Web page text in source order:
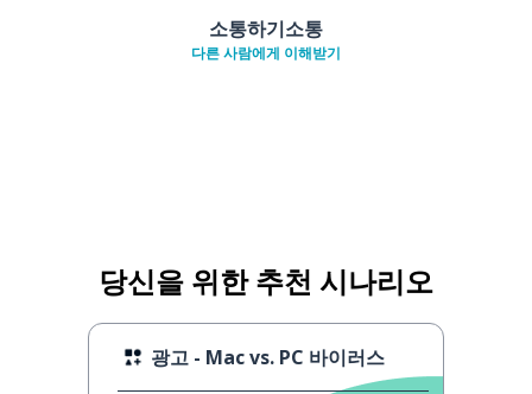
소통하기소통
다른 사람에게 이해받기
당신을 위한 추천 시나리오
광고 - Mac vs. PC 바이러스